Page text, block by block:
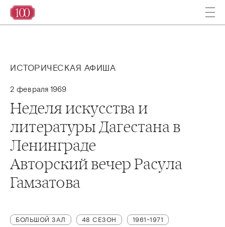
ИСТОРИЧЕСКАЯ АФИША
2 февраля 1969
Неделя искусства и
литературы Дагестана в
Ленинграде
Авторский вечер Расула
Гамзатова
БОЛЬШОЙ ЗАЛ 48 СЕЗОН 1961-1971